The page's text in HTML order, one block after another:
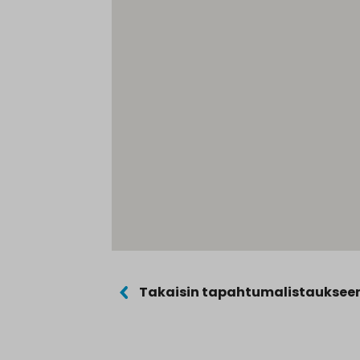
Takaisin